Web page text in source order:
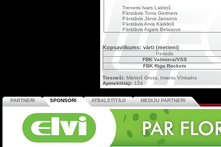
Treneris Ivars Laktiņš
Pārstāvis Toms Gertners
Pārstāvis Jānis Jansons
Pārstāvis Arvis Kārkliņš
Pārstāvis Aigars Belasovs
Kopsavilkums: vārti (metieni)
Periods
FBK Valmiera/VSS
FBK Riga Rockets
Tiesneši: Mārtiņš Gross, Imants Vīnkalns
Apmeklētāji: 124
PARTNERI SPONSORI ATBALSTĪTĀJI MEDIJU PARTNERI